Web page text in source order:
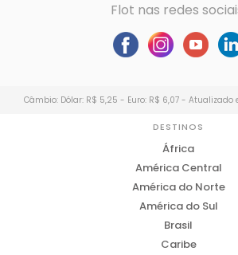
Flot nas redes
Câmbio: Dólar: R$ 5,25 - Euro: R$ 6,07 -
DESTINOS
África
América Central
América do Norte
América do Sul
Brasil
Caribe